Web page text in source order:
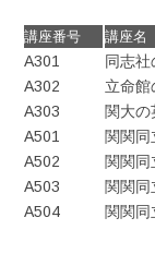
講座番号 講座名
A301 同志社
A302
立命館
A303
関大の
A501
関関同
A502
関関同
A503
関関同
A504
関関同